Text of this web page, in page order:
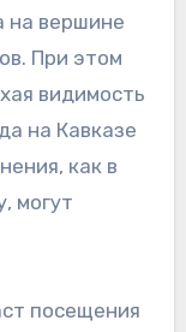
на вершине
При этом
видимость
на Кавказе
как в
могут
посещения